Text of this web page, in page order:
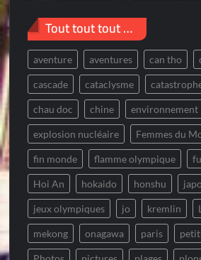
Tout tout tout …
aventure aventures can tho
cascade cataclysme
chau doc chine environnement
explosion nucléaire Femmes du
fin monde flamme olympique
Hoi An hokaido honshu
jeux olympiques jo kremlin
mekong onagawa paris